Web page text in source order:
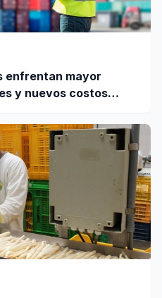
enfrentan mayor
y nuevos costos